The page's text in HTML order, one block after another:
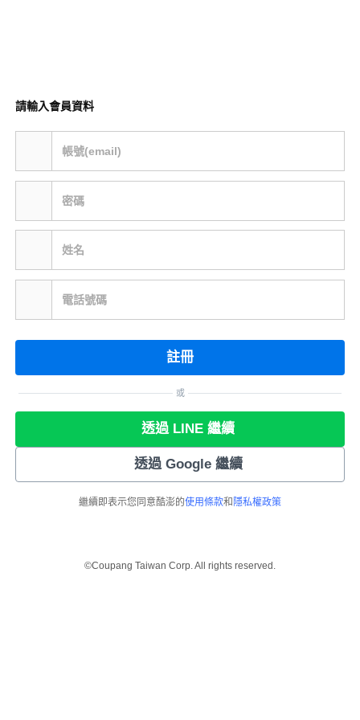
請輸入會員資料
帳號(email)
密碼
姓名
電話號碼
註冊
或
透過 LINE 繼續
透過 Google 繼續
繼續即表示您同意酷澎的使用條款和 隱私權政策
©Coupang Taiwan Corp. All rights reserved.